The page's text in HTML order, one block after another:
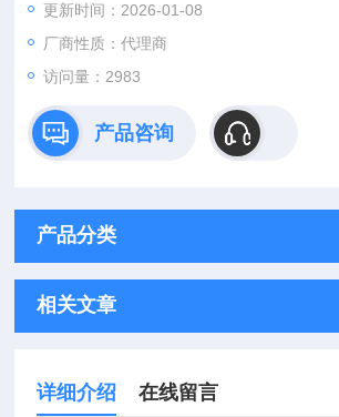
更新时间：2026-01-08
厂商性质：代理商
访问量：2983
产品咨询
产品分类
相关文章
详细介绍 在线留言